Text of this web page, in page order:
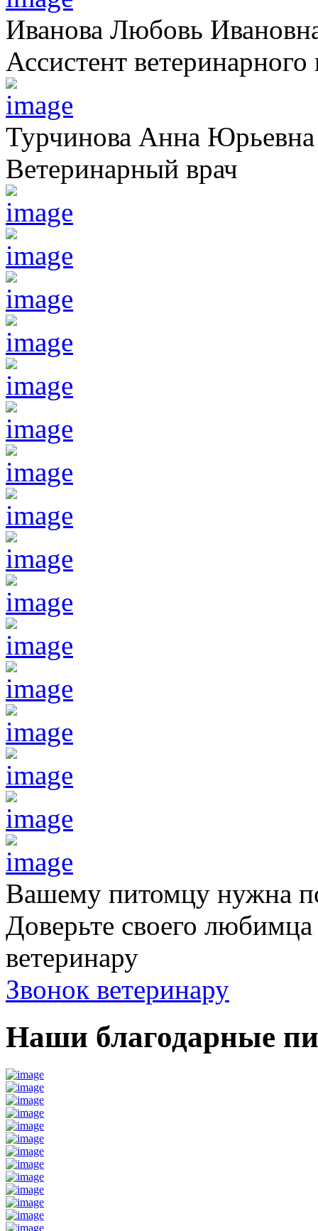
Иванова Любовь
Ассистент ветеринарного
Турчинова Анна Юрьевна
Ветеринарный врач
Вашему питомцу нужна
Доверьте своего
ветеринару
Звонок ветеринару
Наши благодарные